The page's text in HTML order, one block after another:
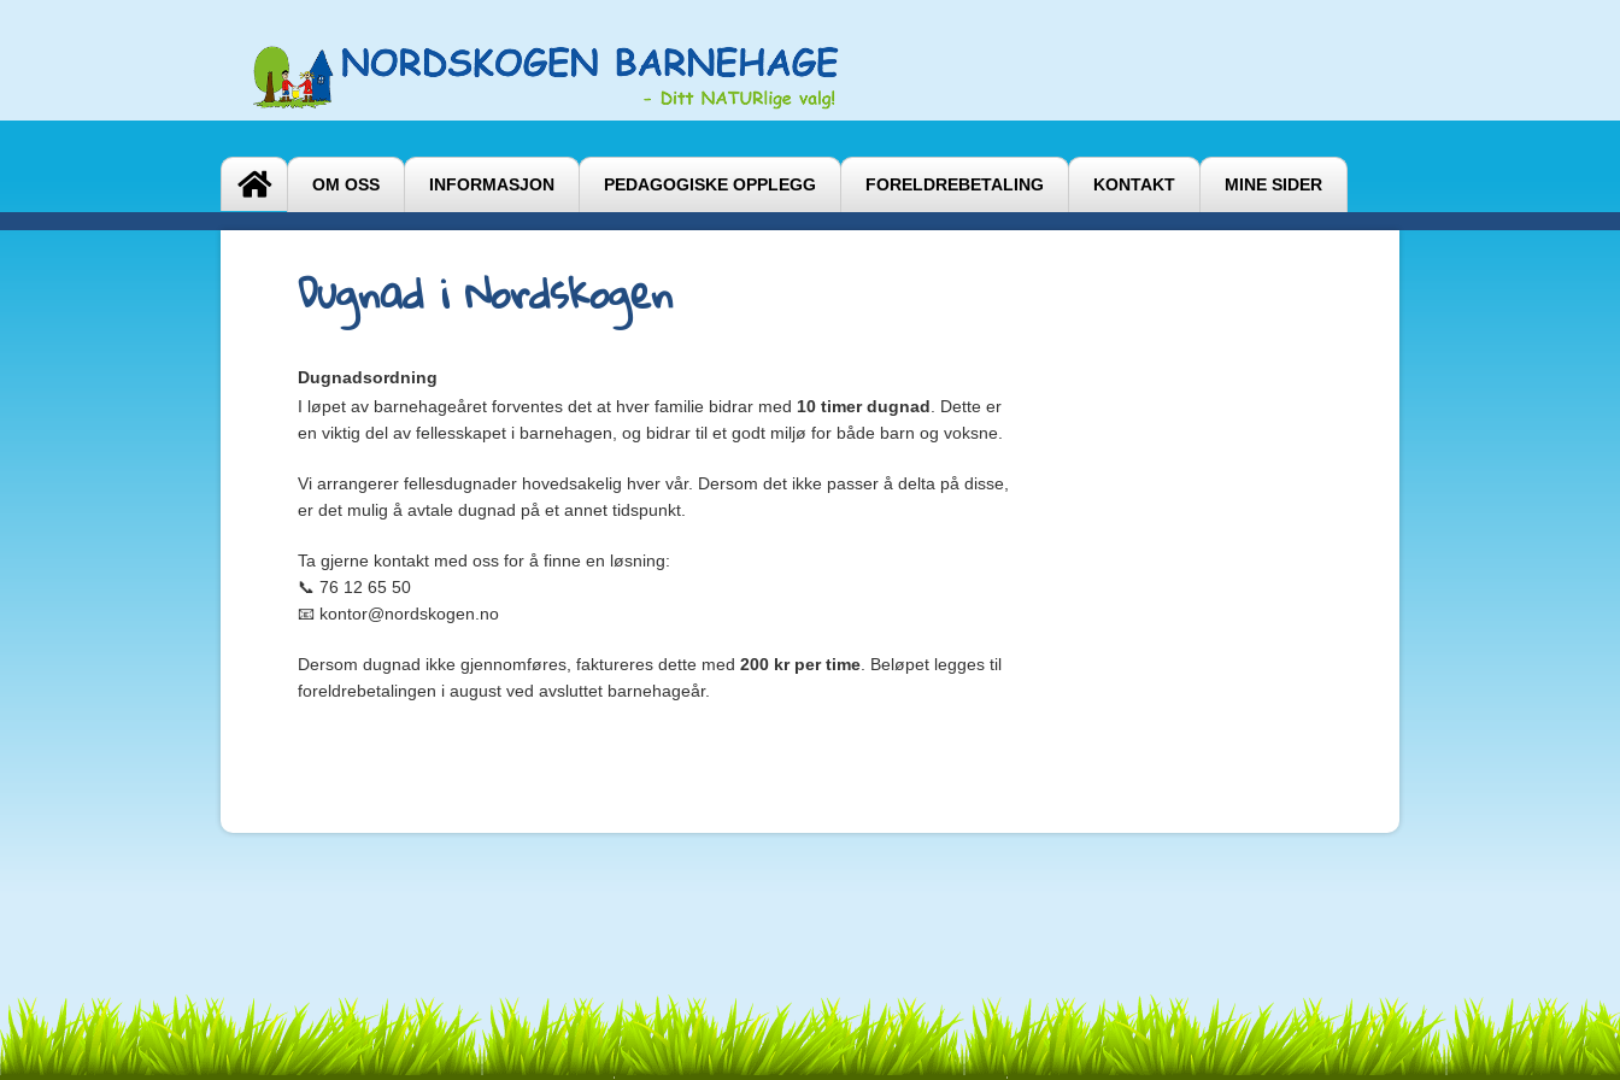
OM OSS INFORMASJON PEDAGOGISKE OPPLEGG FORELDREBETALING KONTAKT MINE SIDER
Dugnad i Nordskogen
Dugnadsordning
I løpet av barnehageåret forventes det at hver familie bidrar med 10 timer dugnad . Dette er
en viktig del av fellesskapet i barnehagen, og bidrar til et godt miljø for både barn og voksne.
Vi arrangerer fellesdugnader hovedsakelig hver vår. Dersom det ikke passer å delta på disse,
er det mulig å avtale dugnad på et annet tidspunkt.
Ta gjerne kontakt med oss for å finne en løsning:
📞 76 12 65 50
📧 kontor@nordskogen.no
Dersom dugnad ikke gjennomføres, faktureres dette med 200 kr per time . Beløpet legges til
foreldrebetalingen i august ved avsluttet barnehageår.